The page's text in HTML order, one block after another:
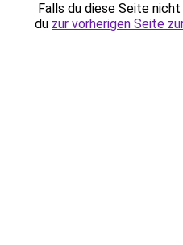
Falls du diese Seite
du zur vorherigen Seite